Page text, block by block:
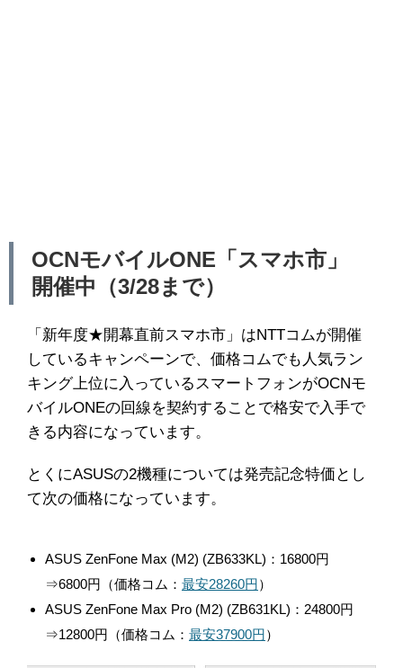
OCNモバイルONE「スマホ市」
開催中（3/28まで）
「新年度★開幕直前スマホ市」はNTTコムが開催
しているキャンペーンで、価格コムでも人気ラン
キング上位に入っているスマートフォンがOCNモ
バイルONEの回線を契約することで格安で入手で
きる内容になっています。
とくにASUSの2機種については発売記念特価とし
て次の価格になっています。
ASUS ZenFone Max (M2) (ZB633KL)：16800円
⇒6800円（価格コム： 最安28260円）
ASUS ZenFone Max Pro (M2) (ZB631KL)：24800円
⇒12800円（価格コム： 最安37900円）